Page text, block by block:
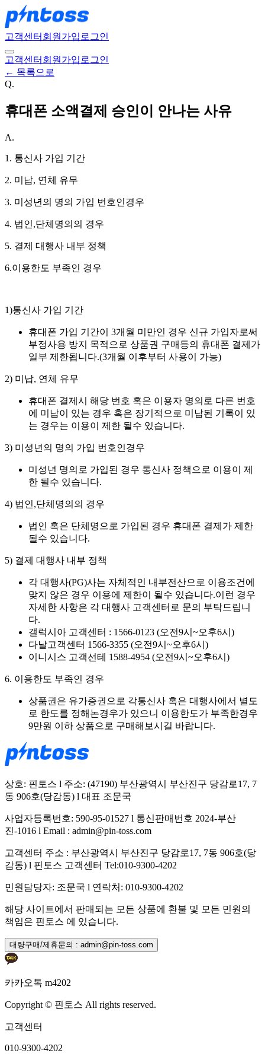
고객센터 회원가입 로그인
고객센터 회원가입 로그인
← 목록으로
Q.
휴대폰 소액결제 승인이 안나는 사유
A.
1. 통신사 가입 기간
2. 미납, 연체 유무
3. 미성년의 명의 가입 번호인경우
4. 법인,단체명의의 경우
5. 결제 대행사 내부 정책
6.이용한도 부족인 경우
1)통신사 가입 기간
휴대폰 가입 기간이 3개월 미만인 경우 신규 가입자로써
부정사용 방지 목적으로 상품권 구매등의 휴대폰 결제가
일부 제한됩니다.(3개월 이후부터 사용이 가능)
2) 미납, 연체 유무
휴대폰 결제시 해당 번호 혹은 이용자 명의로 다른 번호
에 미납이 있는 경우 혹은 장기적으로 미납된 기록이 있
는 경우는 이용이 제한 될수 있습니다.
3) 미성년의 명의 가입 번호인경우
미성년 명의로 가입된 경우 통신사 정책으로 이용이 제
한 될수 있습니다.
4) 법인,단체명의의 경우
법인 혹은 단체명으로 가입된 경우 휴대폰 결제가 제한
될수 있습니다.
5) 결제 대행사 내부 정책
각 대행사(PG)사는 자체적인 내부전산으로 이용조건에
맞지 않은 경우 이용에 제한이 될수 있습니다.이런 경우
자세한 사항은 각 대행사 고객센터로 문의 부탁드립니
다.
갤럭시아 고객센터 : 1566-0123 (오전9시~오후6시)
다날고객센터 1566-3355 (오전9시~오후6시)
이니시스 고객선테 1588-4954 (오전9시~오후6시)
6. 이용한도 부족인 경우
상품권은 유가증권으로 각통신사 혹은 대행사에서 별도
로 한도를 정해논경우가 있으니 이용한도가 부족한경우
9만원 이하 상품으로 구매해보시길 바랍니다.
상호: 핀토스 l 주소: (47190) 부산광역시 부산진구 당감로17, 7
동 906호(당감동) l 대표 조문국
사업자등록번호: 590-95-01527 l 통신판매번호 2024-부산
진-1016 l Email : admin@pin-toss.com
고객센터 주소 : 부산광역시 부산진구 당감로17, 7동 906호(당
감동) l 핀토스 고객센터 Tel:010-9300-4202
민원담당자: 조문국 l 연락처: 010-9300-4202
해당 사이트에서 판매되는 모든 상품에 환불 및 모든 민원의
책임은 핀토스 에 있습니다.
대량구매/제휴문의 : admin@pin-toss.com
카카오톡 m4202
Copyright © 핀토스 All rights reserved.
고객센터
010-9300-4202